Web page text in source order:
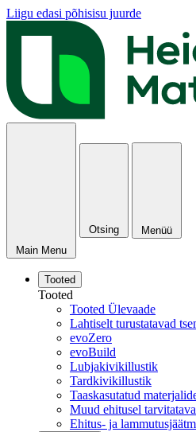
Liigu edasi põhisisu juurde
Main Menu
Otsing Menüü
Tooted
Tooted
Tooted Ülevaade
Lahtiselt turustatavad
evoZero
evoBuild
Lubjakivikillustik
Tardkivikillustik
Taaskasutatud
Muud ehitusel
Ehitus- ja